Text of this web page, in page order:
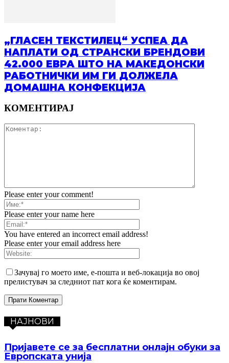
„ГЛАСЕН ТЕКСТИЛЕЦ“ УСПЕА ДА
НАПЛАТИ ОД СТРАНСКИ БРЕНДОВИ
42.000 ЕВРА ШТО НА МАКЕДОНСКИ
РАБОТНИЧКИ ИМ ГИ ДОЛЖЕЛА
ДОМАШНА КОНФЕКЦИЈА
КОМЕНТИРАЈ
Please enter your comment!
Please enter your name here
You have entered an incorrect email address!
Please enter your email address here
Зачувај го моето име, е-пошта и веб-локација во овој
прелистувач за следниот пат кога ќе коментирам.
НАЈНОВИ
Пријавете се за бесплатни онлајн обуки за
Европската унија